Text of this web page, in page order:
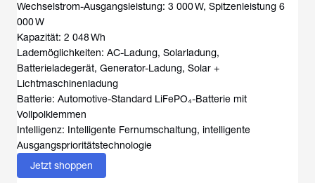
Wechselstrom-Ausgangsleistung: 3 000 W, Spitzenleistung 6
000 W
Kapazität: 2 048 Wh
Lademöglichkeiten: AC-Ladung, Solarladung,
Batterieladegerät, Generator-Ladung, Solar +
Lichtmaschinenladung
Batterie: Automotive-Standard LiFePO₄-Batterie mit
Vollpolklemmen
Intelligenz: Intelligente Fernumschaltung, intelligente
Ausgangsprioritätstechnologie
Jetzt shoppen